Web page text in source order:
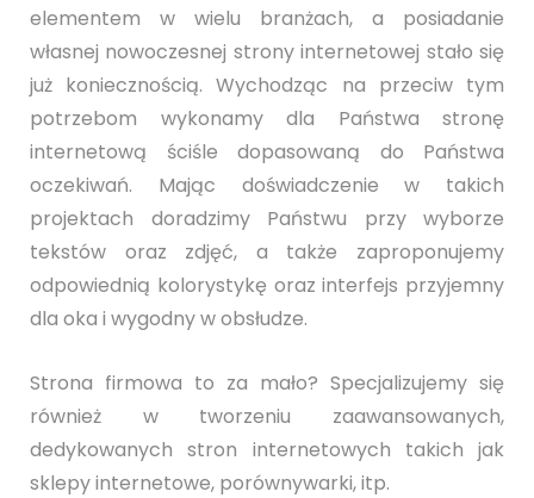
elementem w wielu branżach, a posiadanie
własnej nowoczesnej strony internetowej stało się
już koniecznością. Wychodząc na przeciw tym
potrzebom wykonamy dla Państwa stronę
internetową ściśle dopasowaną do Państwa
oczekiwań. Mając doświadczenie w takich
projektach doradzimy Państwu przy wyborze
tekstów oraz zdjęć, a także zaproponujemy
odpowiednią kolorystykę oraz interfejs przyjemny
dla oka i wygodny w obsłudze.
Strona firmowa to za mało? Specjalizujemy się
również w tworzeniu zaawansowanych,
dedykowanych stron internetowych takich jak
sklepy internetowe, porównywarki, itp.